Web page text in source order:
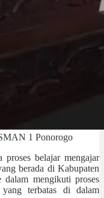
1 Ponorogo
belajar mengajar
berada di Kabupaten
mengikuti proses
terbatas di dalam